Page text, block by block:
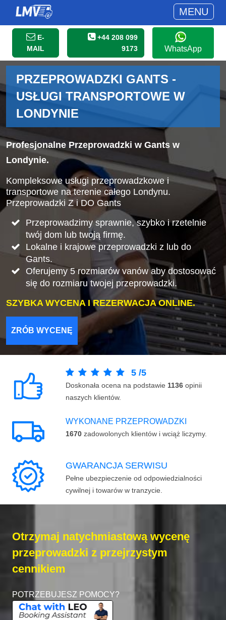
MENU
E-
MAIL
+44 208 099
9173
WhatsApp
PRZEPROWADZKI GANTS -
USŁUGI TRANSPORTOWE W
LONDYNIE
Profesjonalne Przeprowadzki w Gants w
Londynie.
Kompleksowe usługi przeprowadzkowe i
transportowe na terenie całego Londynu.
Przeprowadzki Z i DO Gants
Przeprowadzimy sprawnie, szybko i rzetelnie
twój dom lub twoją firmę.
Lokalne i krajowe przeprowadzki z lub do
Gants.
Oferujemy 5 rozmiarów vanów aby dostosować
się do rozmiaru twojej przeprowadzki.
SZYBKA WYCENA I REZERWACJA ONLINE.
ZRÓB WYCENĘ
5 /5
Doskonała ocena na podstawie 1136 opinii
naszych klientów.
WYKONANE PRZEPROWADZKI
1670 zadowolonych klientów i wciąż liczymy.
GWARANCJA SERWISU
Pełne ubezpieczenie od odpowiedzialności
cywilnej i towarów w tranzycie.
Otrzymaj natychmiastową wycenę
przeprowadzki z przejrzystym
cennikiem
POTRZEBUJESZ POMOCY?